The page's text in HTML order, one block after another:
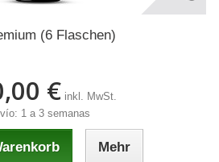
(6 Flaschen)
€ inkl. MwSt.
1 a 3 semanas
Mehr